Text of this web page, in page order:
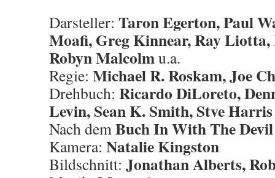
Darsteller: Taron Egerton, Paul
Moafi, Greg Kinnear, Ray
Robyn Malcolmu.a.
Regie: Michael R. Roskam, Joe
Drehbuch: Ricardo DiLoreto,
Levin, Sean K. Smith, Stve Harris
Nach demBuch In With The Devil
Kamera: Natalie Kingston
Bildschnitt: Jonathan Alberts,